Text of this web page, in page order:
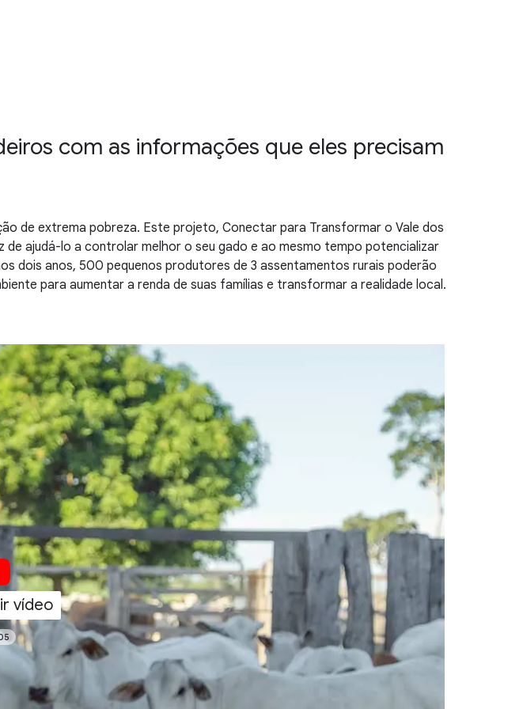
com as informações que eles precisam
de extrema pobreza. Este projeto, Conectar para Transformar o Vale dos
ajudá-lo a controlar melhor o seu gado e ao mesmo tempo potencializar
dois anos, 500 pequenos produtores de 3 assentamentos rurais poderão
para aumentar a renda de suas famílias e transformar a realidade local.
vídeo